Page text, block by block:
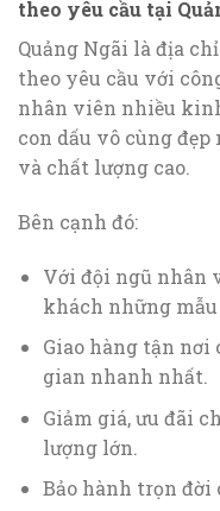
theo yêu cầu tại
Quảng Ngãi là địa
theo yêu cầu với
nhân viên nhiều
con dấu vô cùng đẹp
và chất lượng cao.
Bên cạnh đó:
Với đội ngũ nhân
khách những mẫu
Giao hàng tận
gian nhanh nhất.
Giảm giá, ưu đãi
lượng lớn.
Bảo hành trọn đời